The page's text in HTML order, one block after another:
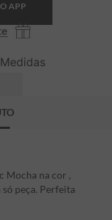
APP
Mocha na cor ,
peça. Perfeita